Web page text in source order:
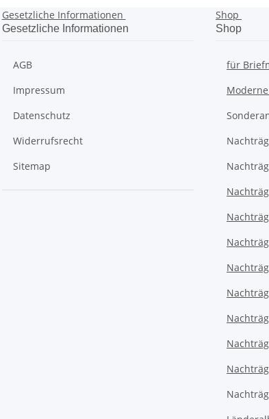
Gesetzliche Informationen
Gesetzliche Informationen
AGB
Impressum
Datenschutz
Widerrufsrecht
Sitemap
Shop
Shop
für